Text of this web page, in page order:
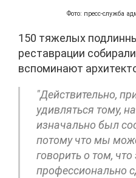
Фото: пресс-служба
150 тяжелых
реставрации
вспоминают
"Действительно,
удивляться тому,
изначально был
потому что мы
говорить о том, что
профессионально